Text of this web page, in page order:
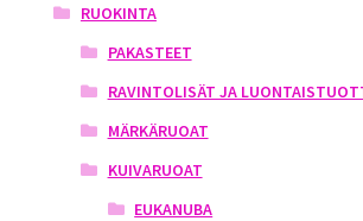
RUOKINTA
PAKASTEET
RAVINTOLISÄT JA
MÄRKÄRUOAT
KUIVARUOAT
EUKANUBA